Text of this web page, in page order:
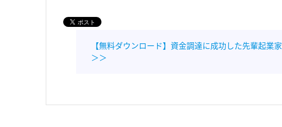
【無料ダウンロード】資金調達に成功した先輩起業
＞＞